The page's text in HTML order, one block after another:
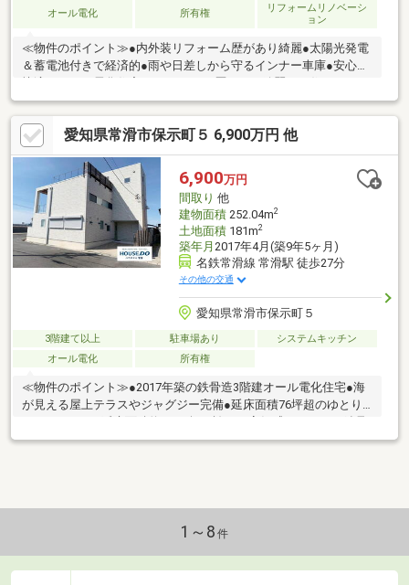
オール電化 所有権
リフォームリノベーシ
ョン
≪物件のポイント≫●内外装リフォーム歴があり綺麗●太陽光発電
＆蓄電池付きで経済的●雨や日差しから守るインナー車庫●安心で
太陽光発電や車庫など設備も充実しています。≪周辺環境のポイ
ント≫●開放感がある南・西公道に接道●日々の買物に嬉しいスー
パーが近い ●常滑西小学校まで徒歩１３分＊南西側の角地のよう
な開放感ある立地で、スーパーも近く買い物も便利な環境です。
愛知県常滑市保示町５ 6,900万円 他
6,900万円
間取り 他
建物面積252.04m2
土地面積181m2
築年月 2017年4月(築9年5ヶ月)
名鉄常滑線 常滑駅 徒歩27分
その他の交通
愛知県常滑市保示町５
3階建て以上 駐車場あり
システムキッチン
オール電化
所有権
≪物件のポイント≫●2017年築の鉄骨造3階建オール電化住宅●海
が見える屋上テラスやジャグジー完備●延床面積76坪超のゆとり
造3階建オール電化住宅です。海が見える屋上テラスをはじめ、ジ
近く穏やかな閑静な住宅街●コンビニまで徒歩約7分でお買い物も
便利＊南西側幅約9.0m、北西側幅約5.7mの公道に面した開放的な
1～8 件